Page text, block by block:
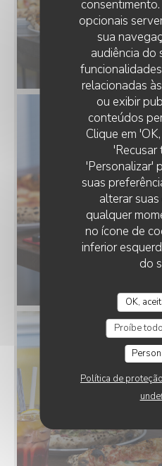
opcionais
sua
audiência do
relacionadas
ou exibir
conteúdos
Clique em
'Personalizar'
suas
alterar
qualquer
no ícone de
inferior
do
OK,
Proíbe
Política de